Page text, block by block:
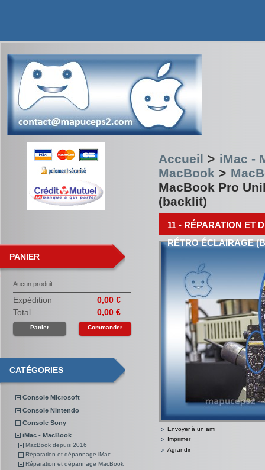
PANIER
Aucun produit
Expédition
0,00 €
Total
0,00 €
Panier Commander
CATÉGORIES
Console Microsoft
Console Nintendo
Console Sony
iMac - MacBook
MacBook depuis 2016
Réparation et dépannage iMac
Réparation et dépannage MacBook
Accueil > iMac -
MacBook >
MacBook Pro
(backlit)
11 - RÉPARATION ET
RÉTRO ÉCLAIRAGE
Envoyer à un ami
Imprimer
Agrandir